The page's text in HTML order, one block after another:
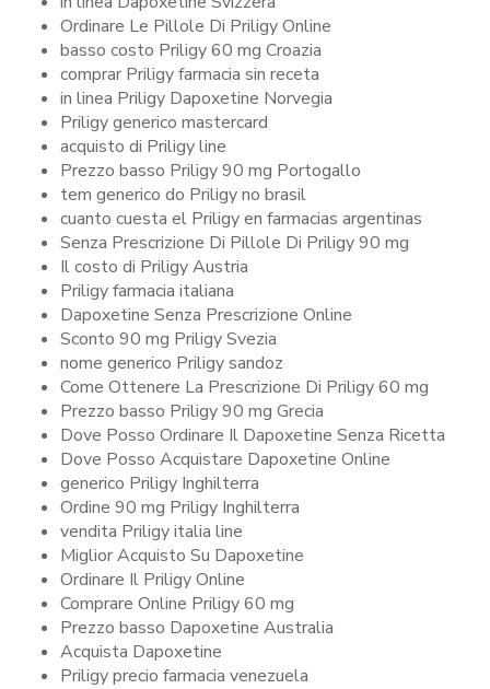
Ordinare Le Pillole Di Priligy Online
basso costo Priligy 60 mg Croazia
comprar Priligy farmacia sin receta
in linea Priligy Dapoxetine Norvegia
Priligy generico mastercard
acquisto di Priligy line
Prezzo basso Priligy 90 mg Portogallo
tem generico do Priligy no brasil
cuanto cuesta el Priligy en farmacias argentinas
Senza Prescrizione Di Pillole Di Priligy 90 mg
Il costo di Priligy Austria
Priligy farmacia italiana
Dapoxetine Senza Prescrizione Online
Sconto 90 mg Priligy Svezia
nome generico Priligy sandoz
Come Ottenere La Prescrizione Di Priligy 60 mg
Prezzo basso Priligy 90 mg Grecia
Dove Posso Ordinare Il Dapoxetine Senza Ricetta
Dove Posso Acquistare Dapoxetine Online
generico Priligy Inghilterra
Ordine 90 mg Priligy Inghilterra
vendita Priligy italia line
Miglior Acquisto Su Dapoxetine
Ordinare Il Priligy Online
Comprare Online Priligy 60 mg
Prezzo basso Dapoxetine Australia
Acquista Dapoxetine
Priligy precio farmacia venezuela